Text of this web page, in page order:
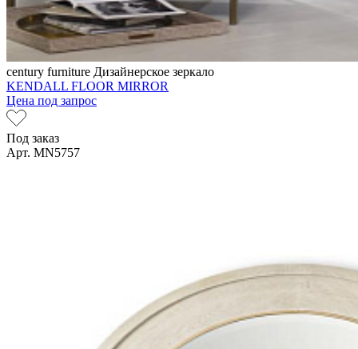
century furniture Дизайнерское зеркало
KENDALL FLOOR MIRROR
Цена под запрос
Под заказ
Арт. MN5757